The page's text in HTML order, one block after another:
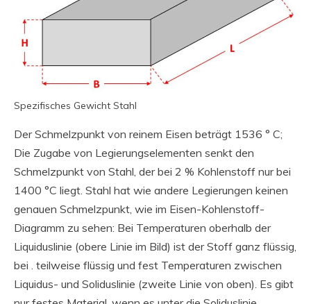
Spezifisches Gewicht Stahl
Der Schmelzpunkt von reinem Eisen beträgt 1536 ° C;
Die Zugabe von Legierungselementen senkt den
Schmelzpunkt von Stahl, der bei 2 % Kohlenstoff nur bei
1400 °C liegt. Stahl hat wie andere Legierungen keinen
genauen Schmelzpunkt, wie im Eisen-Kohlenstoff-
Diagramm zu sehen: Bei Temperaturen oberhalb der
Liquiduslinie (obere Linie im Bild) ist der Stoff ganz flüssig,
bei . teilweise flüssig und fest Temperaturen zwischen
Liquidus- und Soliduslinie (zweite Linie von oben). Es gibt